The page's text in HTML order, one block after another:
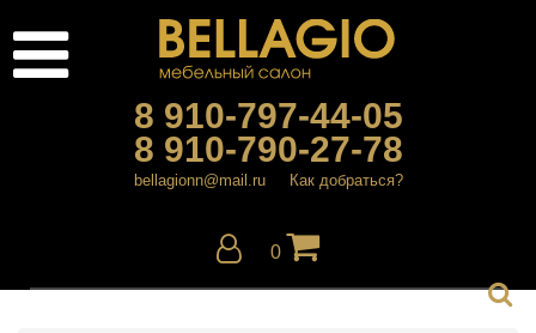
8 910-797-44-05
8 910-790-27-78
bellagionn@mail.ru Как добраться?
0